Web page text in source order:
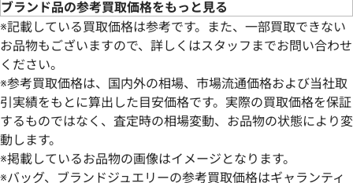
ブランド品の参考買取価格をもっと見る
※記載している買取価格は参考です。また、一部買取できない
お品物もございますので、詳しくはスタッフまでお問い合わせ
ください。
※参考買取価格は、国内外の相場、市場流通価格および当社取
引実績をもとに算出した目安価格です。実際の買取価格を保証
するものではなく、査定時の相場変動、お品物の状態により変
動します。
※掲載しているお品物の画像はイメージとなります。
※バッグ、ブランドジュエリーの参考買取価格はギャランティ